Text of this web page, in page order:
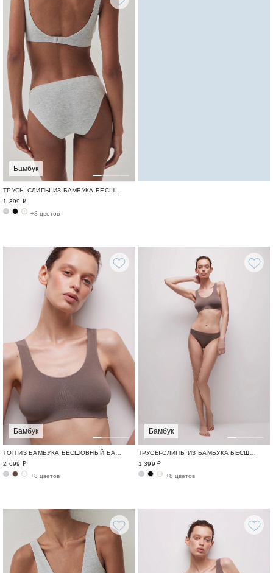
Бамбук
1 399 ₽
+8 цветов
Бамбук
2 699 ₽
+8 цветов
Бамбук
1 399 ₽
+8 цветов